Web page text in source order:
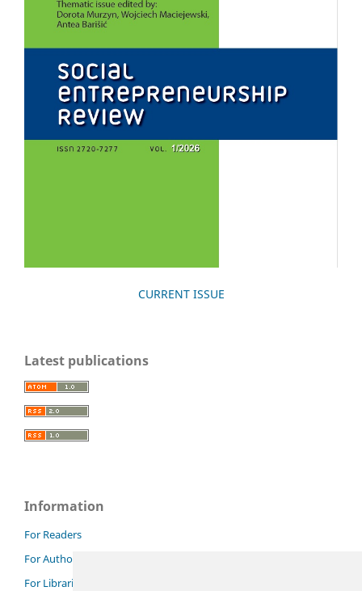
CURRENT ISSUE
Latest publications
Information
For Readers
For Authors
For Librarians